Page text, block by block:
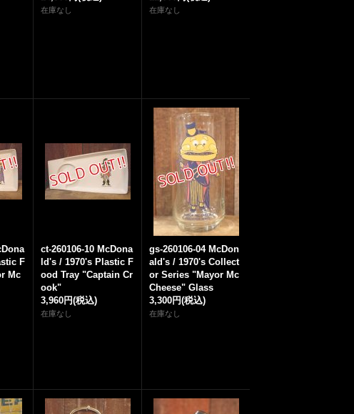
在庫なし 在庫なし
F
Mc
ct-260106-10 McDona
ld's / 1970's Plastic F
ood Tray "Captain Cr
ook"
3,960円(税込)
在庫なし
gs-260106-04 McDon
ald's / 1970's Collect
or Series "Mayor Mc
Cheese" Glass
3,300円(税込)
在庫なし